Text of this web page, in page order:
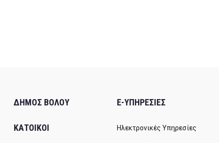
ΔΗΜΟΣ ΒΟΛΟΥ
ΚΑΤΟΙΚΟΙ
E-ΥΠΗΡΕΣΙΕΣ
Ηλεκτρονικές Υπηρεσίες